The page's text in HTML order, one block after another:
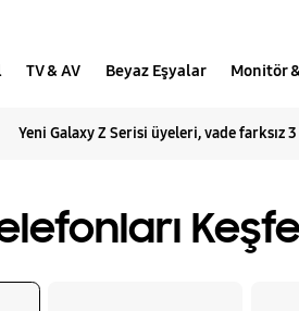
TV & AV Beyaz Eşyalar Monitör
Yeni Galaxy Z Serisi üyeleri, vade